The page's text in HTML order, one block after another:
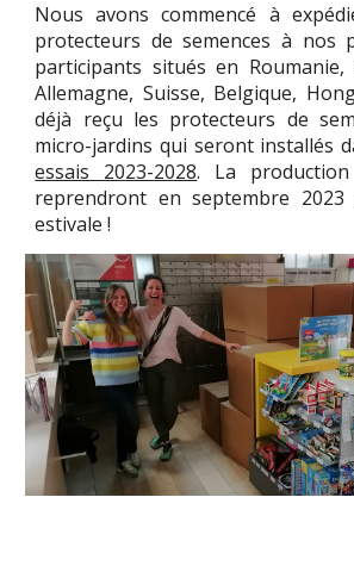
Nous avons commencé à
protecteurs de semences à nos
participants situés en Roumanie,
Allemagne, Suisse, Belgique,
déjà reçu les protecteurs de
micro-jardins qui seront installés
essais 2023-2028. La
reprendront en septembre
estivale !